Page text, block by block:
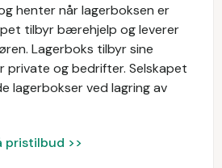
henter når lagerboksen er
tilbyr bærehjelp og leverer
Lagerboks tilbyr sine
private og bedrifter. Selskapet
lagerbokser ved lagring av
pristilbud >>